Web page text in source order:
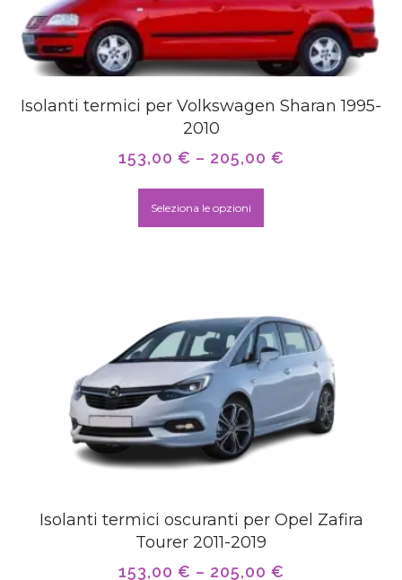
Isolanti termici per Volkswagen Sharan 1995-
2010
153,00 € – 205,00 €
Seleziona le opzioni
Isolanti termici oscuranti per Opel Zafira
Tourer 2011-2019
153,00 € – 205,00 €